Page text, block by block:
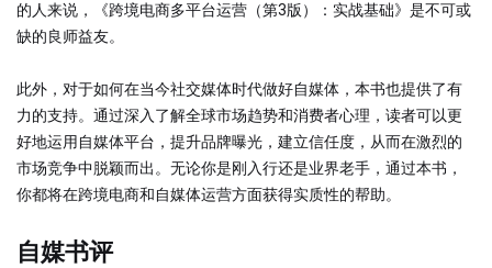
的人来说，《跨境电商多平台运营（第3版）：实战基础》是不可或
缺的良师益友。
此外，对于如何在当今社交媒体时代做好自媒体，本书也提供了有
力的支持。通过深入了解全球市场趋势和消费者心理，读者可以更
好地运用自媒体平台，提升品牌曝光，建立信任度，从而在激烈的
市场竞争中脱颖而出。无论你是刚入行还是业界老手，通过本书，
你都将在跨境电商和自媒体运营方面获得实质性的帮助。
自媒书评